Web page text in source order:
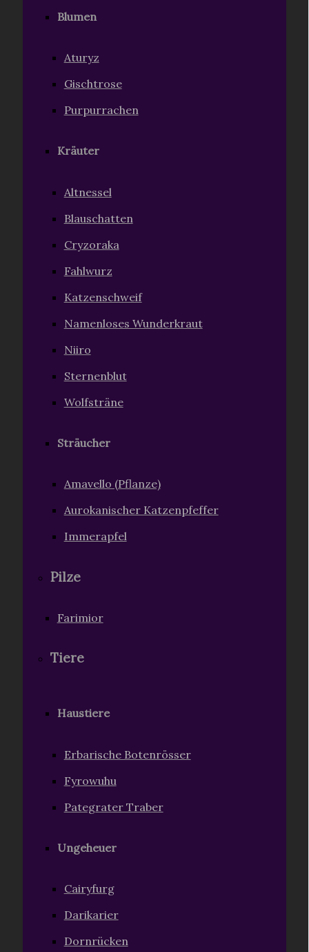
Blumen
Aturyz
Gischtrose
Purpurrachen
Kräuter
Altnessel
Blauschatten
Cryzoraka
Fahlwurz
Katzenschweif
Namenloses Wunderkraut
Niiro
Sternenblut
Wolfsträne
Sträucher
Amavello (Pflanze)
Aurokanischer Katzenpfeffer
Immerapfel
Pilze
Farimior
Tiere
Haustiere
Erbarische Botenrösser
Fyrowuhu
Pategrater Traber
Ungeheuer
Cairyfurg
Darikarier
Dornrücken